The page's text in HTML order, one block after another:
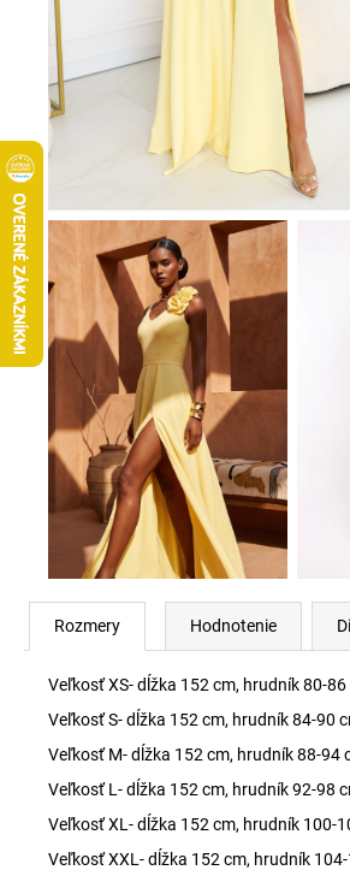
Rozmery Hodnotenie
Veľkosť XS- dĺžka 152 cm, hrudník 80-
Veľkosť S- dĺžka 152 cm, hrudník 84-90
Veľkosť M- dĺžka 152 cm, hrudník 88-94
Veľkosť L- dĺžka 152 cm, hrudník 92-98
Veľkosť XL- dĺžka 152 cm, hrudník 100-
Veľkosť XXL- dĺžka 152 cm, hrudník